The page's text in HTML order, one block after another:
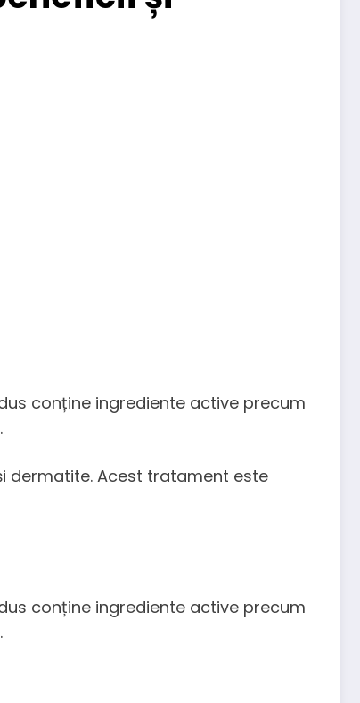
conține ingrediente active precum
dermatite. Acest tratament este
conține ingrediente active precum